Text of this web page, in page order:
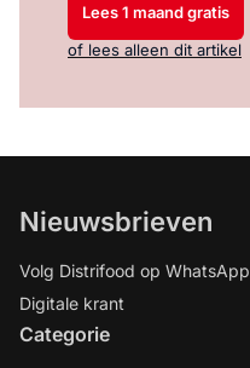
Lees 1 maand gratis
of lees alleen dit artikel
Nieuwsbrieven
Volg Distrifood op WhatsApp
Digitale krant
Categorie